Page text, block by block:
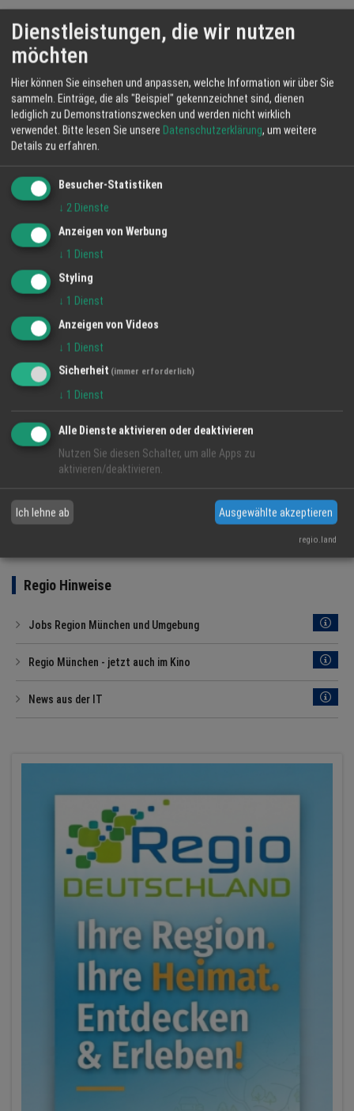
Campinplätze
München
Top Links
Auto- und Verkehrsmeldungen
Techniktrends
Blinde Kuh - Kindersuchmaschine
Bundesliga mit Spielplan
Top Firmen
Regio Hinweise
Jobs Region München und Umgebung
Regio München - jetzt auch im Kino
News aus der IT
Dienstleistungen, die wir nutzen
möchten
Hier können Sie einsehen und anpassen, welche Information wir über Sie
sammeln. Einträge, die als "Beispiel" gekennzeichnet sind, dienen
lediglich zu Demonstrationszwecken und werden nicht wirklich
verwendet. Bitte lesen Sie unsere Datenschutzerklärung, um weitere
Details zu erfahren.
Besucher-Statistiken
↓ 2 Dienste
Anzeigen von Werbung
↓ 1 Dienst
Styling
↓ 1 Dienst
Anzeigen von Videos
↓ 1 Dienst
Sicherheit (immer erforderlich)
↓ 1 Dienst
Alle Dienste aktivieren oder deaktivieren
Nutzen Sie diesen Schalter, um alle Apps zu
aktivieren/deaktivieren.
Ich lehne ab Ausgewählte akzeptieren
regio.land